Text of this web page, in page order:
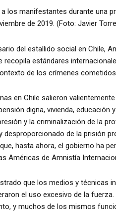
los manifestantes durante una
de 2019. (Foto: Javier
del estallido social en Chile,
recopila estándares
de los crímenes
en Chile salieron
digna, vivienda, educación
y la criminalización de la
de la prisión
hasta ahora, el gobierno ha
Américas de Amnistía
que los medios y técnicas
el uso excesivo de la
y muchos de los mismos